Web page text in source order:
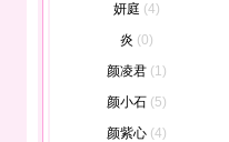
妍庭 (4)
炎 (0)
颜凌君 (1)
颜小石 (5)
颜紫心 (4)